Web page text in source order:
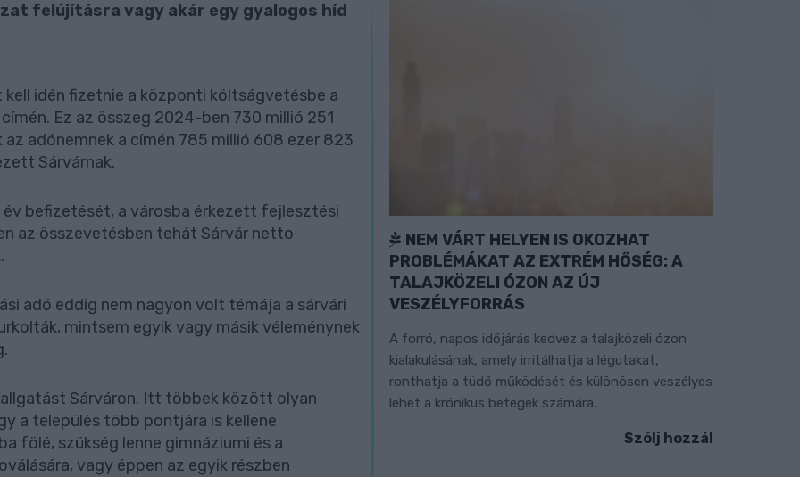
felújításra vagy akár egy gyalogos híd
idén fizetnie a központi költságvetésbe a
Ez az összeg 2024-ben 730 millió 251
adónemnek a címén 785 millió 608 ezer 823
Sárvárnak.
befizetését, a városba érkezett fejlesztési
az összevetésben tehát Sárvár netto
adó eddig nem nagyon volt témája a sárvári
mintsem egyik vagy másik véleménynek
Sárváron. Itt többek között olyan
a település több pontjára is kellene
fölé, szükség lenne gimnáziumi és a
vagy éppen az egyik részben
NEM VÁRT HELYEN IS OKOZHAT
PROBLÉMÁKAT AZ EXTRÉM HŐSÉG: A
TALAJKÖZELI ÓZON AZ ÚJ
VESZÉLYFORRÁS
A forró, napos időjárás kedvez a talajközeli ózon
kialakulásának, amely irritálhatja a légutakat,
ronthatja a tüdő működését és különösen veszélyes
lehet a krónikus betegek számára.
Szólj hozzá!